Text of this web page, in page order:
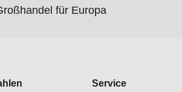
für Europa
Service